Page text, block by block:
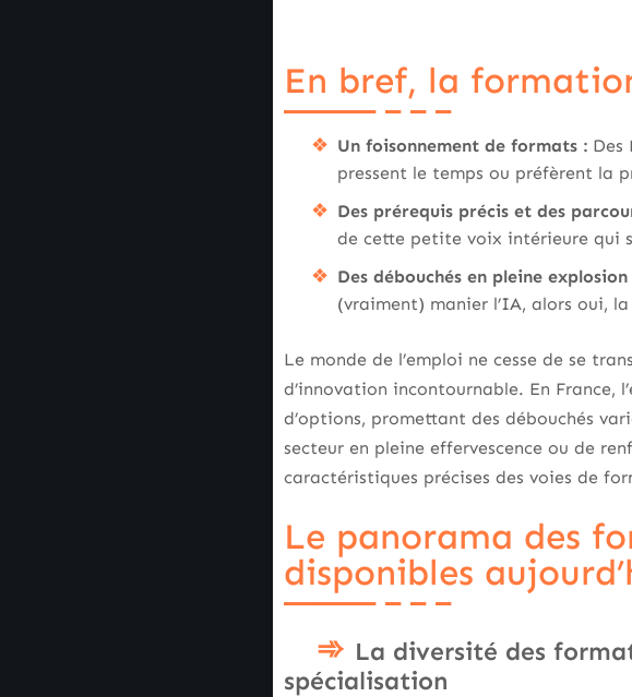
En bref, la
Un foisonnement de formats : Des
pressent le temps ou préfèrent la
Des prérequis précis et des
de cette petite voix intérieure qui
Des débouchés en pleine explosion
(vraiment) manier l’IA, alors oui,
Le monde de l’emploi ne cesse de se
d’innovation incontournable. En France,
d’options, promettant des débouchés
secteur en pleine effervescence ou de
caractéristiques précises des voies de
Le panorama des
disponibles
La diversité des
spécialisation